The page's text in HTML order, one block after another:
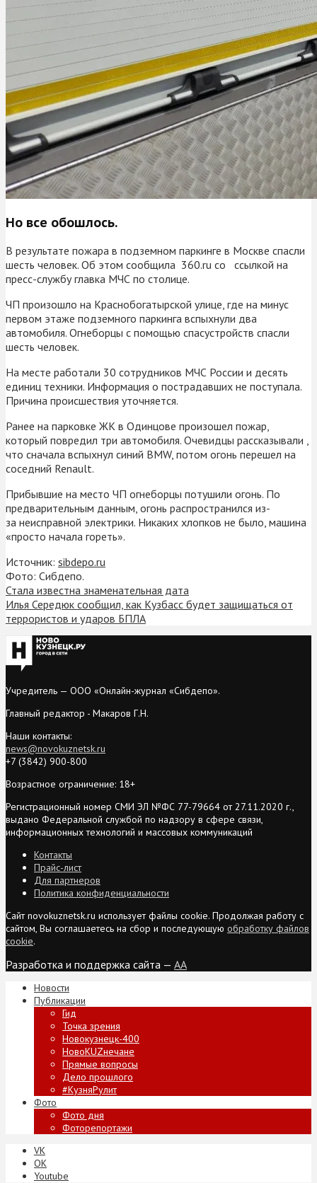
Но все обошлось.
В результате пожара в подземном паркинге в Москве спасли
шесть человек. Об этом сообщила 360.ru cо ссылкой на
пресс-службу главка МЧС по столице.
ЧП произошло на Краснобогатырской улице, где на минус
первом этаже подземного паркинга вспыхнули два
автомобиля. Огнеборцы с помощью спасустройств спасли
шесть человек.
На месте работали 30 сотрудников МЧС России и десять
единиц техники. Информация о пострадавших не поступала.
Причина происшествия уточняется.
Ранее на парковке ЖК в Одинцове произошел пожар,
который повредил три автомобиля. Очевидцы рассказывали ,
что сначала вспыхнул синий BMW, потом огонь перешел на
соседний Renault.
Прибывшие на место ЧП огнеборцы потушили огонь. По
предварительным данным, огонь распространился из-
за неисправной электрики. Никаких хлопков не было, машина
«просто начала гореть».
Источник: sibdepo.ru
Фото: Сибдепо.
Стала известна знаменательная дата
Илья Середюк сообщил, как Кузбасс будет защищаться от
террористов и ударов БПЛА
Учредитель — ООО «Онлайн-журнал «Сибдепо».
Главный редактор - Макаров Г.Н.
Наши контакты:
news@novokuznetsk.ru
+7 (3842) 900-800
Возрастное ограничение: 18+
Регистрационный номер СМИ ЭЛ №ФС 77-79664 от 27.11.2020 г.,
выдано Федеральной службой по надзору в сфере связи,
информационных технологий и массовых коммуникаций
Контакты
Прайс-лист
Для партнеров
Политика конфиденциальности
Сайт novokuznetsk.ru использует файлы cookie. Продолжая работу с
сайтом, Вы соглашаетесь на сбор и последующую обработку файлов
cookie.
Разработка и поддержка сайта — AA
Новости
Публикации
Гид
Точка зрения
Новокузнецк-400
НовоKUZнечане
Прямые вопросы
Дело прошлого
#КузняРулит
Фото
Фото дня
Фоторепортажи
VK
ОК
Youtube